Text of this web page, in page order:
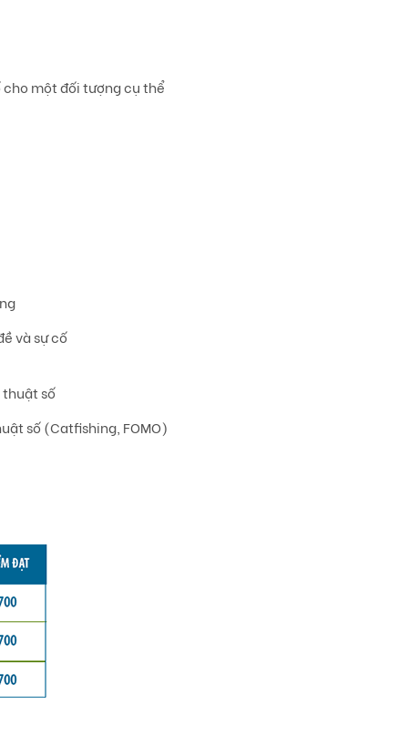
cho một đối tượng cụ thể
và sự cố
thuật số
số (Catfishing, FOMO)